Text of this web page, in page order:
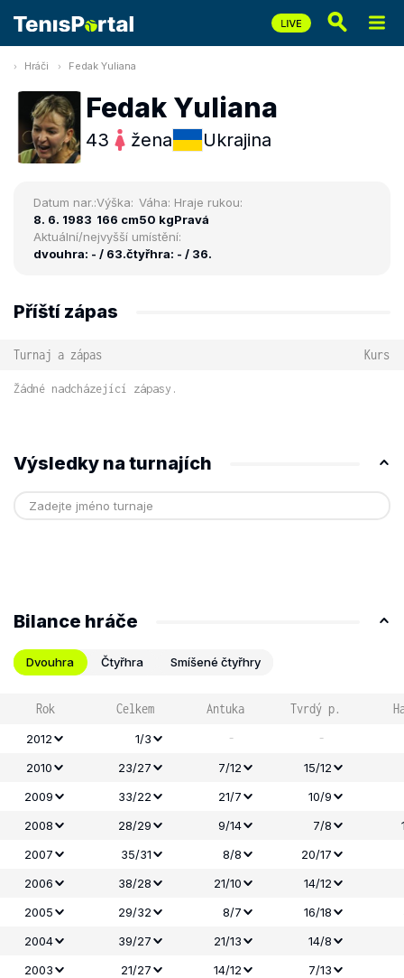
Hráči Fedak Yuliana
Fedak Yuliana
43 žena Ukrajina
Datum nar.:
8. 6. 1983
Výška:
166 cm
Váha:
50 kg
Hraje rukou:
Pravá
Aktuální/nejvyšší umístění:
dvouhra: - / 63.čtyřhra: - / 36.
Příští zápas
Turnaj a zápas Kurs
Žádné nadcházející zápasy.
Výsledky na turnajích
Bilance hráče
Dvouhra Čtyřhra Smíšené čtyřhry
Rok Celkem Antuka Tvrdý p.
2012 1/3 - -
2010 23/27 7/12
15/12
2009
33/22 21/7 10/9
2008
28/29 9/14 7/8
2007
35/31 8/8 20/17
2006
38/28 21/10 14/12
2005
29/32 8/7 16/18
2004
39/27 21/13 14/8
2003
21/27 14/12
7/13